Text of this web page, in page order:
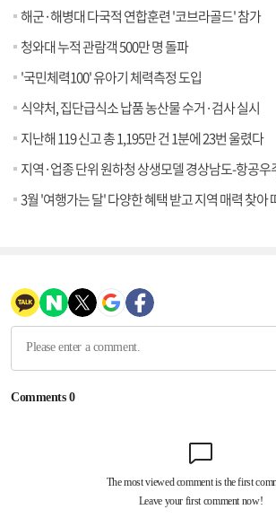
해군·해병대 다국적 연합훈련 '코브라골드' 참가
청와대 누적 관람객 500만 명 돌파
'국민체력100' 유아기 체력측정 도입
식약처, 집단급식소 납품 농산물 수거·검사 실시
지난해 119 신고 총 1,195만 건 1분에 23번 울렸다
지역·업종 단위 원하청 상생모델 경상남도-항공우주제조업이 선
3월 '여행가는 달' 다양한 혜택 받고 지역 매력 찾아